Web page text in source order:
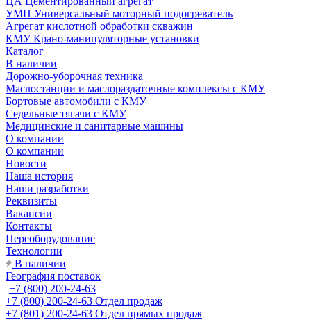
УМП Универсальный моторный подогреватель
Агрегат кислотной обработки скважин
КМУ Крано-манипуляторные установки
Каталог
В наличии
Дорожно-уборочная техника
Маслостанции и маслораздаточные комплексы с КМУ
Бортовые автомобили с КМУ
Седельные тягачи с КМУ
Медицинские и санитарные машины
О компании
О компании
Новости
Наша история
Наши разработки
Реквизиты
Вакансии
Контакты
Переоборудование
Технологии
В наличии
География поставок
+7 (800) 200-24-63
+7 (800) 200-24-63 Отдел продаж
+7 (801) 200-24-63 Отдел прямых продаж